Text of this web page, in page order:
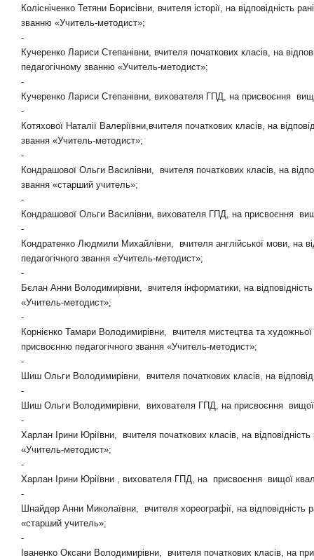
Колісніченко Тетяни Борисівни, вчителя історії, на відповідність
званню «Учитель-методист»;
-
Кучеренко Лариси Степанівни, вчителя початкових класів, на
педагогічному званню «Учитель-методист»;
-
Кучеренко Лариси Степанівни, вихователя ГПД, на присвоєння
-
Котяхової Наталії Валеріївни,вчителя початкових класів, на
звання «Учитель-методист»;
-
Кондрашової Ольги Василівни,
вчителя початкових класів, на
звання «старший учитель»;
-
Кондрашової Ольги Василівни, вихователя ГПД, на присвоєння
-
Кондратенко Людмили Михайлівни,
вчителя англійської мови, на
педагогічного звання «Учитель-методист»;
-
Бєлан Анни Володимирівни,
вчителя інформатики, на
«Учитель-методист»;
-
Корнієнко Тамари Володимирівни,
вчителя мистецтва та художньої
присвоєнню педагогічного звання «Учитель-методист»;
-
Шиш Ольги Володимирівни,
вчителя початкових класів, на
-
Шиш Ольги Володимирівни,
вихователя ГПД, на присвоєння
-
Харлан Ірини Юріївни,
вчителя початкових класів, на
«Учитель-методист»;
-
Харлан Ірини Юріївни , вихователя ГПД, на присвоєння вищої
-
Шнайдер Анни Миколаївни,
вчителя хореографії, на відповідність
«старший учитель»;
-
Іваненко Оксани Володимирівни,
вчителя початкових класів, на